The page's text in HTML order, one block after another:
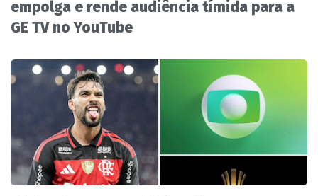
empolga e rende audiência tímida para a
GE TV no YouTube